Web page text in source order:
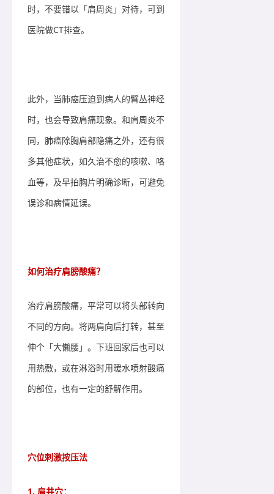
时，不要错以「肩周炎」对待，可到
医院做CT排查。
此外，当肺癌压迫到病人的臂丛神经
时，也会导致肩痛现象。和肩周炎不
同，肺癌除胸肩部隐痛之外，还有很
多其他症状，如久治不愈的咳嗽、咯
血等，及早拍胸片明确诊断，可避免
误诊和病情延误。
如何治疗肩膀酸痛？
治疗肩膀酸痛，平常可以将头部转向
不同的方向。将两肩向后打转，甚至
伸个「大懒腰」。下班回家后也可以
用热敷，或在淋浴时用暖水喷射酸痛
的部位，也有一定的舒解作用。
穴位刺激按压法
1. 肩井穴：